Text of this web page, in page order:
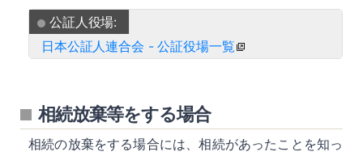
公証人役場:
日本公証人連合会 - 公証役場一覧
相続放棄等をする場合
相続の放棄をする場合には、相続があったことを知っ